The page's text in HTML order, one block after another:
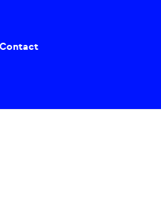
Contact